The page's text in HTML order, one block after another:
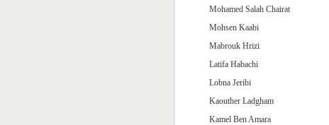
Mohamed Salah Chairat
Mohsen Kaabi
Mabrouk Hrizi
Latifa Habachi
Lobna Jeribi
Kaouther Ladgham
Kamel Ben Amara